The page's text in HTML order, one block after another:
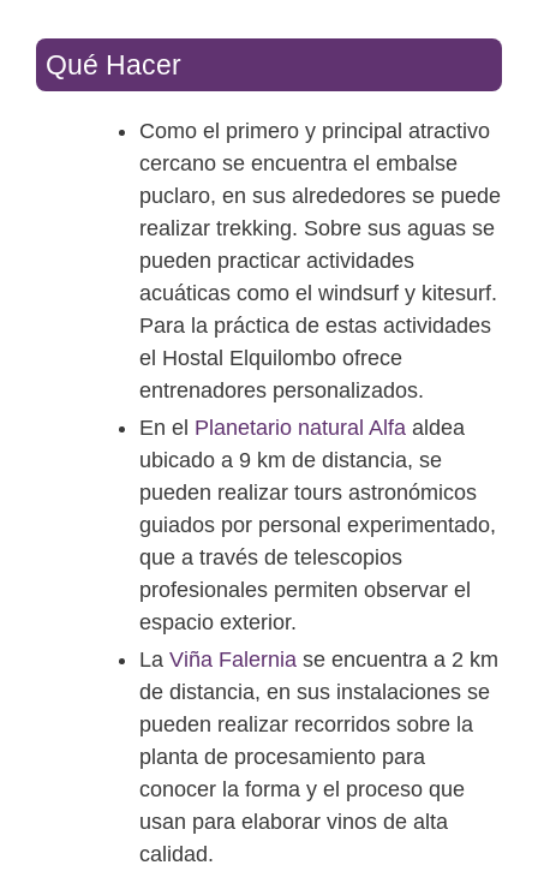
Qué Hacer
Como el primero y principal atractivo
cercano se encuentra el embalse
puclaro, en sus alrededores se puede
realizar trekking. Sobre sus aguas se
pueden practicar actividades
acuáticas como el windsurf y kitesurf.
Para la práctica de estas actividades
el Hostal Elquilombo ofrece
entrenadores personalizados.
En el Planetario natural Alfa aldea
ubicado a 9 km de distancia, se
pueden realizar tours astronómicos
guiados por personal experimentado,
que a través de telescopios
profesionales permiten observar el
espacio exterior.
La Viña Falernia se encuentra a 2 km
de distancia, en sus instalaciones se
pueden realizar recorridos sobre la
planta de procesamiento para
conocer la forma y el proceso que
usan para elaborar vinos de alta
calidad.